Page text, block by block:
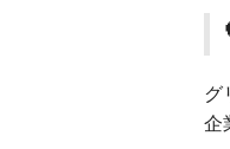
グ
企